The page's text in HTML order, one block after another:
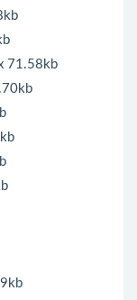
71.58kb